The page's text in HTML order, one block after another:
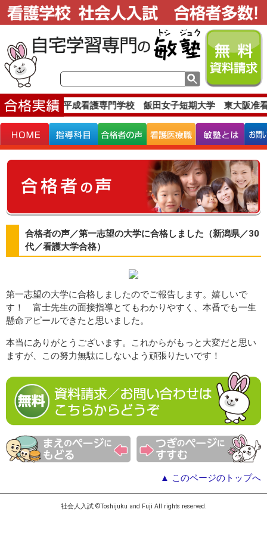
格実績です。平成看護専門学校 飯田女子短期大学 東大阪准
合格者の声／第一志望の大学に合格しました（新潟県／30
代／看護大学合格）
第一志望の大学に合格しましたのでご報告します。嬉しいで
す！ 富士先生の面接指導とてもわかりやすく、本番でも一生
懸命アピールできたと思いました。
本当にありがとうございます。これからがもっと大変だと思い
ますが、この努力無駄にしないよう頑張りたいです！
▲ このページのトップへ
社会人入試 ©Toshijuku and Fuji All rights reserved.